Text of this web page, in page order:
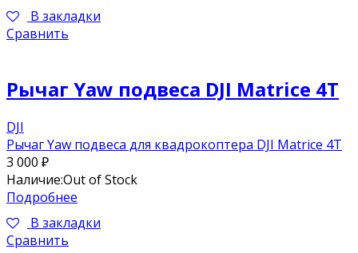
В закладки
Сравнить
Рычаг Yaw подвеса DJI Matrice 4T
DJI
Рычаг Yaw подвеса для квадрокоптера DJI Matrice 4T
3 000 ₽
Наличие:Out of Stock
Подробнее
В закладки
Сравнить